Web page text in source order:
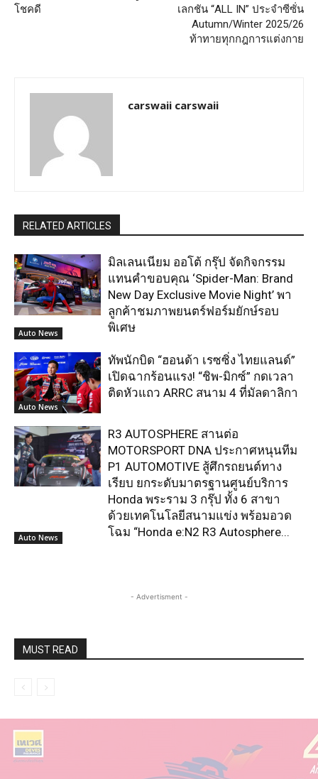
โชคดี
เลกชัน “ALL IN” ประจำซีซั่น
Autumn/Winter 2025/26
ท้าทายทุกกฎการแต่งกาย
carswaii carswaii
RELATED ARTICLES
Auto News
มิลเลนเนียม ออโต้ กรุ๊ป จัดกิจกรรม
แทนคำขอบคุณ ‘Spider-Man: Brand
New Day Exclusive Movie Night’ พา
ลูกค้าชมภาพยนตร์ฟอร์มยักษ์รอบ
พิเศษ
Auto News
ทัพนักบิด “ฮอนด้า เรซซิ่ง ไทยแลนด์”
เปิดฉากร้อนแรง! “ชิพ-มิกซ์” กดเวลา
ติดหัวแถว ARRC สนาม 4 ที่มัลดาลิกา
Auto News
R3 AUTOSPHERE สานต่อ
MOTORSPORT DNA ประกาศหนุนทีม
P1 AUTOMOTIVE สู้ศึกรถยนต์ทาง
เรียบ ยกระดับมาตรฐานศูนย์บริการ
Honda พระราม 3 กรุ๊ป ทั้ง 6 สาขา
ด้วยเทคโนโลยีสนามแข่ง พร้อมอวด
โฉม “Honda e:N2 R3 Autosphere...
- Advertisment -
MUST READ